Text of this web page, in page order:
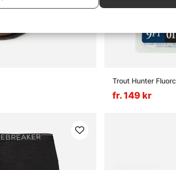
Trout Hunter
fr. 149 kr